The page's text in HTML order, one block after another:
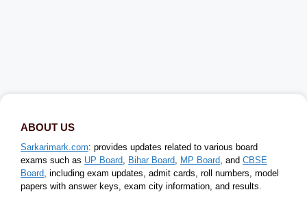
ABOUT US
Sarkarimark.com: provides updates related to various board
exams such as UP Board, Bihar Board, MP Board, and CBSE
Board, including exam updates, admit cards, roll numbers, model
papers with answer keys, exam city information, and results.